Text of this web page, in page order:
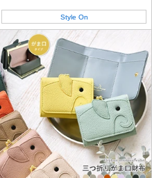
Style On